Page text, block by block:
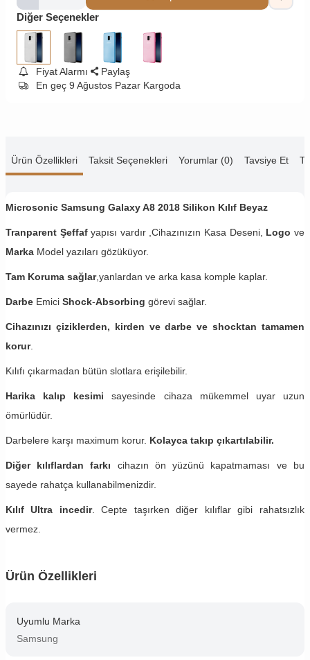
Diğer Seçenekler
Fiyat Alarmı
Paylaş
En geç 9 Ağustos Pazar Kargoda
Ürün Özellikleri Taksit Seçenekleri Yorumlar (0) Tavsiye Et
Microsonic Samsung Galaxy A8 2018​ Silikon Kılıf Beyaz
Tranparent Şeffafyapısı vardır ,Cihazınızın Kasa Deseni, Logo ve
Marka Model yazıları gözüküyor.
Tam Koruma sağlar,yanlardan ve arka kasa komple kaplar.
Darbe Emici Shock-Absorbing görevi sağlar.
Cihazınızı çiziklerden, kirden ve darbe ve shocktan tamamen
korur.
Kılıfı çıkarmadan bütün slotlara erişilebilir.
Harika kalıp kesimi sayesinde cihaza mükemmel uyar uzun
ömürlüdür.
Darbelere karşı maximum korur. Kolayca takıp çıkartılabilir.
Diğer kılıflardan farkı cihazın ön yüzünü kapatmaması ve bu
sayede rahatça kullanabilmenizdir.
Kılıf Ultra incedir. Cepte taşırken diğer kılıflar gibi rahatsızlık
vermez.
Ürün Özellikleri
Uyumlu Marka
Samsung